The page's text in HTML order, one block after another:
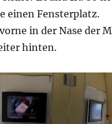
einen Fensterplatz.
in der Nase der
hinten.